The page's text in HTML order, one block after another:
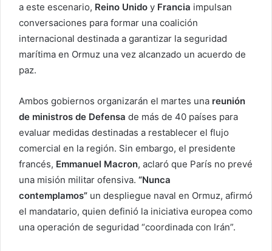
a este escenario, Reino Unido y Francia impulsan
conversaciones para formar una coalición
internacional destinada a garantizar la seguridad
marítima en Ormuz una vez alcanzado un acuerdo de
paz.
Ambos gobiernos organizarán el martes una reunión
de ministros de Defensa de más de 40 países para
evaluar medidas destinadas a restablecer el flujo
comercial en la región. Sin embargo, el presidente
francés, Emmanuel Macron, aclaró que París no prevé
una misión militar ofensiva. “Nunca
contemplamos” un despliegue naval en Ormuz, afirmó
el mandatario, quien definió la iniciativa europea como
una operación de seguridad “coordinada con Irán”.